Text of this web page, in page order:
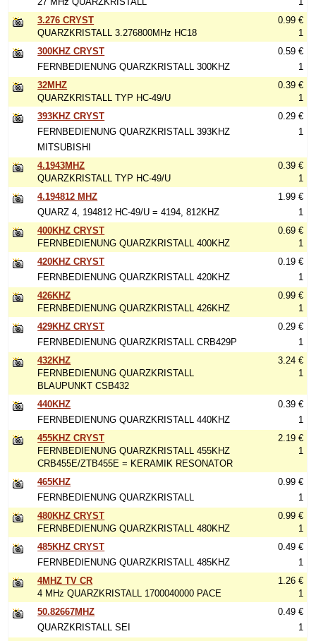
3.276 CRYST
QUARZKRISTALL 3.276800MHz HC18
0.99 €
1
300KHZ CRYST
FERNBEDIENUNG QUARZKRISTALL 300KHZ
0.59 €
1
32MHZ
QUARZKRISTALL TYP HC-49/U
0.39 €
1
393KHZ CRYST
FERNBEDIENUNG QUARZKRISTALL 393KHZ
MITSUBISHI
0.29 €
1
4.1943MHZ
QUARZKRISTALL TYP HC-49/U
0.39 €
1
4.194812 MHZ
QUARZ 4, 194812 HC-49/U = 4194, 812KHZ
1.99 €
1
400KHZ CRYST
FERNBEDIENUNG QUARZKRISTALL 400KHZ
0.69 €
1
420KHZ CRYST
FERNBEDIENUNG QUARZKRISTALL 420KHZ
0.19 €
1
426KHZ
FERNBEDIENUNG QUARZKRISTALL 426KHZ
0.99 €
1
429KHZ CRYST
FERNBEDIENUNG QUARZKRISTALL CRB429P
0.29 €
1
432KHZ
FERNBEDIENUNG QUARZKRISTALL
BLAUPUNKT CSB432
3.24 €
1
440KHZ
FERNBEDIENUNG QUARZKRISTALL 440KHZ
0.39 €
1
455KHZ CRYST
FERNBEDIENUNG QUARZKRISTALL 455KHZ
CRB455E/ZTB455E = KERAMIK RESONATOR
2.19 €
1
465KHZ
FERNBEDIENUNG QUARZKRISTALL
0.99 €
1
480KHZ CRYST
FERNBEDIENUNG QUARZKRISTALL 480KHZ
0.99 €
1
485KHZ CRYST
FERNBEDIENUNG QUARZKRISTALL 485KHZ
0.49 €
1
4MHZ TV CR
4 MHz QUARZKRISTALL 1700040000 PACE
1.26 €
1
50.82667MHZ
QUARZKRISTALL SEI
0.49 €
1